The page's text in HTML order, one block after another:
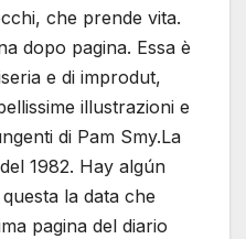
che prende vita.
dopo pagina. Essa è
e di improdut,
illustrazioni e
di Pam Smy.La
1982. Hay algún
la data che
pagina del diario